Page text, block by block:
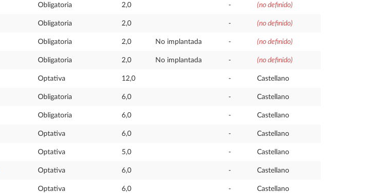
Obligatoria 2,0 - (no definido)
Obligatoria 2,0 - (no definido)
Obligatoria 2,0 No implantada - (no definido)
Obligatoria 2,0 No implantada - (no definido)
Optativa 12,0 - Castellano
Obligatoria 6,0 - Castellano
Obligatoria 6,0 - Castellano
Optativa 6,0 - Castellano
Optativa 5,0 - Castellano
Optativa 6,0 - Castellano
Optativa 6,0 - Castellano